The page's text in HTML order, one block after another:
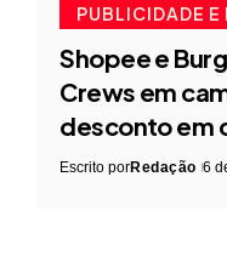
PUBLICIDADE E
Shopee e
Crews em
desconto em
Escrito porRedação 6